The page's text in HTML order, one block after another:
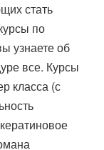
стать
по
узнаете об
все. Курсы
класса (с